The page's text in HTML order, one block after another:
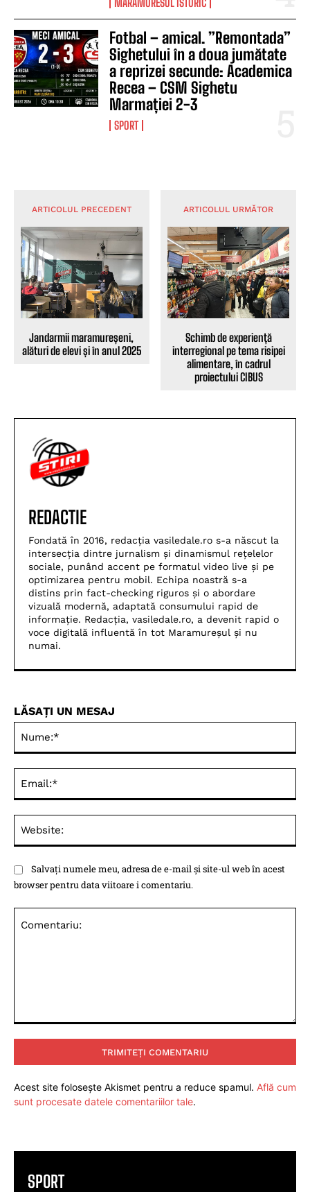
MARAMURESUL ISTORIC
Fotbal – amical. ”Remontada”
Sighetului în a doua jumătate
a reprizei secunde: Academica
Recea – CSM Sighetu
Marmației 2-3
SPORT
ARTICOLUL PRECEDENT
Jandarmii maramureșeni,
alături de elevi și în anul 2025
ARTICOLUL URMĂTOR
Schimb de experiență
interregional pe tema risipei
alimentare, în cadrul
proiectului CIBUS
REDACTIE
Fondată în 2016, redacția vasiledale.ro s-a născut la
intersecția dintre jurnalism și dinamismul rețelelor
sociale, punând accent pe formatul video live și pe
optimizarea pentru mobil. Echipa noastră s-a
distins prin fact-checking riguros și o abordare
vizuală modernă, adaptată consumului rapid de
informație. Redacția, vasiledale.ro, a devenit rapid o
voce digitală influentă în tot Maramureșul și nu
numai.
LĂSAȚI UN MESAJ
Salvați numele meu, adresa de e-mail și site-ul web în acest
browser pentru data viitoare i comentariu.
Acest site folosește Akismet pentru a reduce spamul. Află cum
sunt procesate datele comentariilor tale.
SPORT